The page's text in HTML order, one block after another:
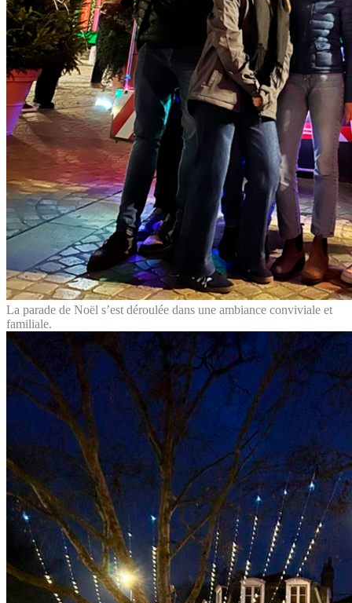
La parade de Noël s’est déroulée dans une ambiance conviviale et
familiale.